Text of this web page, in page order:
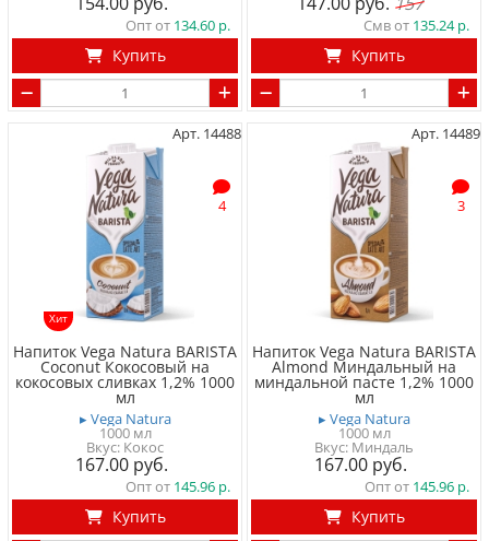
Опт от 134.60
Купить
Смв от 135.24
Купить
Арт. 14488
4
Хит
Напиток Vega Natura BARISTA
Coconut Кокосовый на
кокосовых сливках 1,2% 1000
мл
▸ Vega Natura
1000 мл
Вкус: Кокос
167.00
Опт от 145.96
Купить
Арт. 14489
3
Напиток Vega Natura BARISTA
Almond Миндальный на
миндальной пасте 1,2% 1000
мл
▸ Vega Natura
1000 мл
Вкус: Миндаль
167.00
Опт от 145.96
Купить